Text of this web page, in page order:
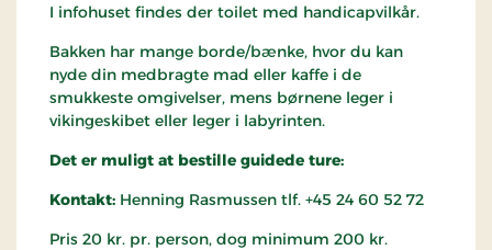
I infohuset findes der toilet med handicapvilkår.
Bakken har mange borde/bænke, hvor du kan
nyde din medbragte mad eller kaffe i de
smukkeste omgivelser, mens børnene leger i
vikingeskibet eller leger i labyrinten.
Det er muligt at bestille guidede ture:
Kontakt: Henning Rasmussen tlf. +45 24 60 52 72
Pris 20 kr. pr. person, dog minimum 200 kr.